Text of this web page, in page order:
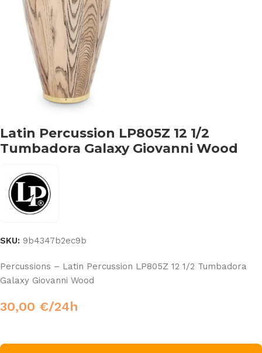
Latin Percussion LP805Z 12 1/2
Tumbadora Galaxy Giovanni Wood
SKU: 9b4347b2ec9b
Percussions – Latin Percussion LP805Z 12 1/2 Tumbadora
Galaxy Giovanni Wood
30,00 €/24h